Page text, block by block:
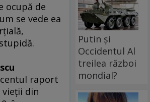
ocupă de
se vede ea
raport
din
Putin și
Occidentul Al
treilea război
mondial?